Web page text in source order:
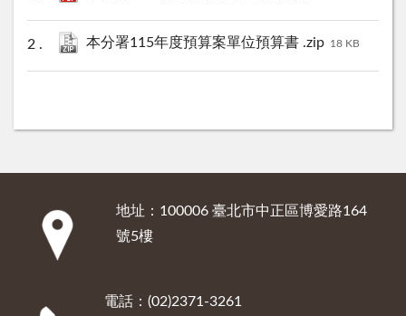
本分署115年度預算案單位預算書 .zip 18 KB
地址：100006 臺北市中正區博愛路164
號5樓
電話：(02)2371-3261